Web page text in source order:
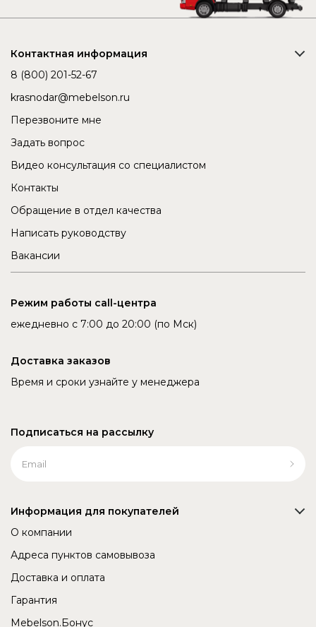
Контактная информация
8 (800) 201-52-67
krasnodar@mebelson.ru
Перезвоните мне
Задать вопрос
Видео консультация со специалистом
Контакты
Обращение в отдел качества
Написать руководству
Вакансии
Режим работы call-центра
ежедневно с 7:00 до 20:00 (по Мск)
Доставка заказов
Время и сроки узнайте у менеджера
Подписаться на рассылку
Информация для покупателей
О компании
Адреса пунктов самовывоза
Доставка и оплата
Гарантия
Mebelson.Бонус